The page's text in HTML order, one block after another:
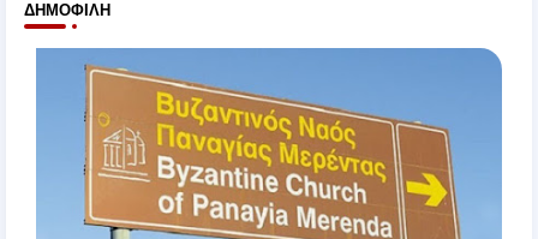
ΔΗΜΟΦΙΛΉ